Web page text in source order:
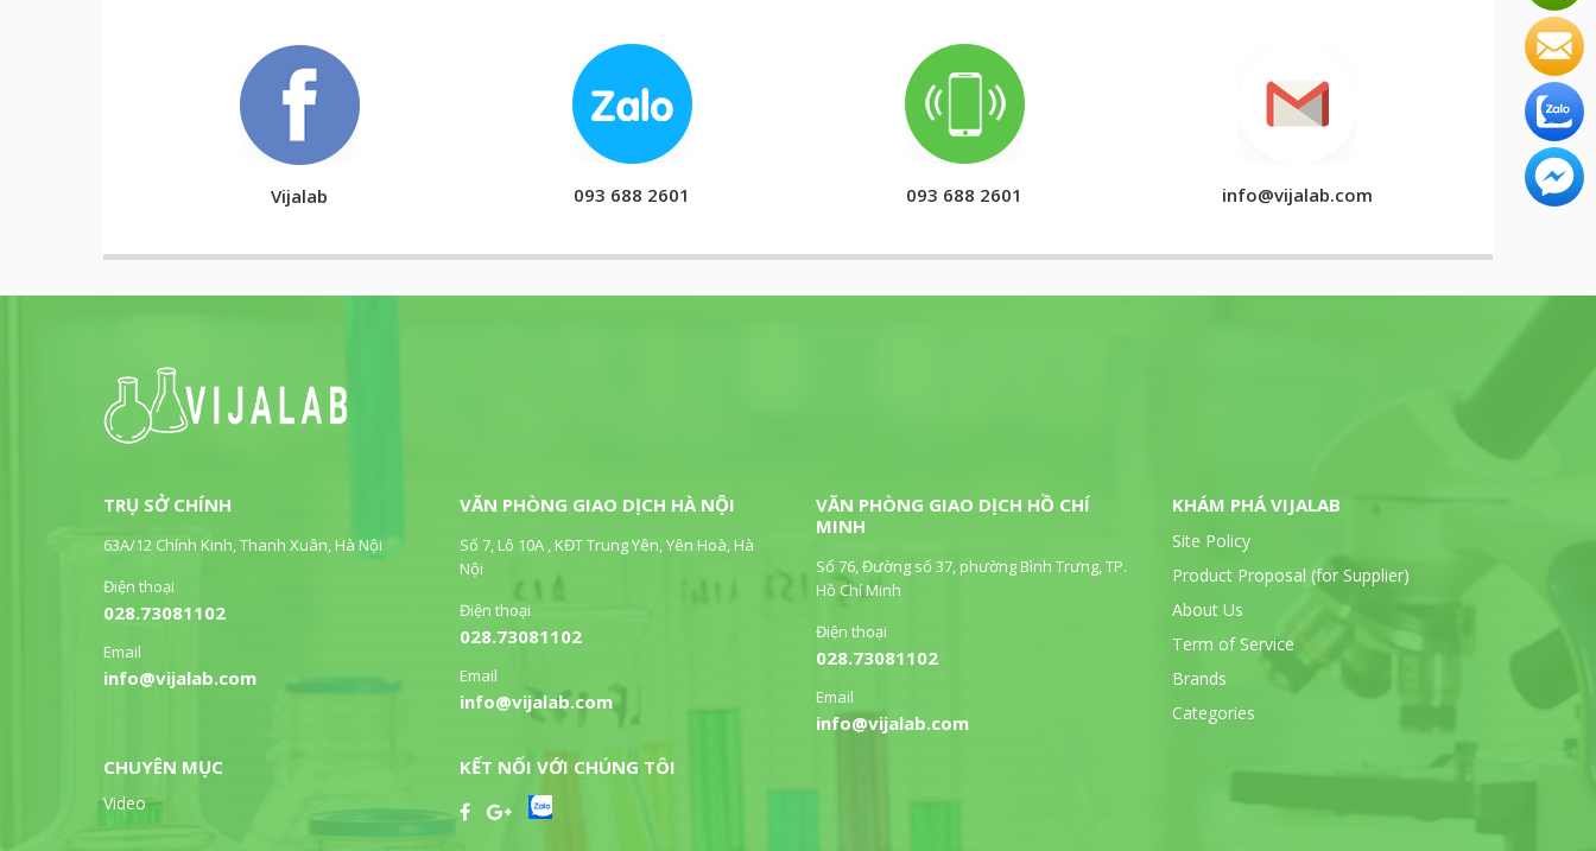
Vijalab 093 688 2601 093 688 2601 info@vijalab.com
TRỤ SỞ CHÍNH
63A/12 Chính Kinh, Thanh Xuân, Hà Nội
Điện thoại
028.73081102
Email
info@vijalab.com
VĂN PHÒNG GIAO DỊCH HÀ NỘI
Số 7, Lô 10A , KĐT Trung Yên, Yên Hoà, Hà
Nội
Điện thoại
028.73081102
Email
info@vijalab.com
VĂN PHÒNG GIAO DỊCH HỒ CHÍ
MINH
Số 76, Đường số 37, phường Bình Trưng, TP.
Hồ Chí Minh
Điện thoại
028.73081102
Email
info@vijalab.com
KHÁM PHÁ VIJALAB
Site Policy
Product Proposal (for Supplier)
About Us
Term of Service
Brands
Categories
CHUYÊN MỤC
Video
KẾT NỐI VỚI CHÚNG TÔI